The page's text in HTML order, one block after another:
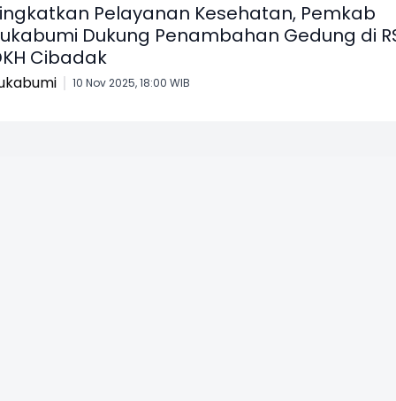
Pelayanan Kesehatan, Pemkab
Dukung Penambahan Gedung di
Cibadak
10 Nov 2025, 18:00 WIB